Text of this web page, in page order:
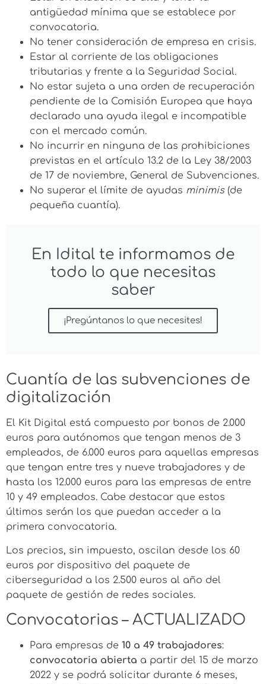
antigüedad mínima que se establece por
convocatoria.
No tener consideración de empresa en crisis.
Estar al corriente de las obligaciones
tributarias y frente a la Seguridad Social.
No estar sujeta a una orden de recuperación
pendiente de la Comisión Europea que haya
declarado una ayuda ilegal e incompatible
con el mercado común.
No incurrir en ninguna de las prohibiciones
previstas en el artículo 13.2 de la Ley 38/2003
de 17 de noviembre, General de Subvenciones.
No superar el límite de ayudas minimis(de
pequeña cuantía).
En Idital te informamos de
todo lo que necesitas
saber
¡Pregúntanos lo que necesites!
Cuantía de las subvenciones de
digitalización
El Kit Digital está compuesto por bonos de 2.000
euros para autónomos que tengan menos de 3
empleados, de 6.000 euros para aquellas empresas
que tengan entre tres y nueve trabajadores y de
hasta los 12.000 euros para las empresas de entre
10 y 49 empleados. Cabe destacar que estos
últimos serán los que puedan acceder a la
primera convocatoria.
Los precios, sin impuesto, oscilan desde los 60
euros por dispositivo del paquete de
ciberseguridad a los 2.500 euros al año del
paquete de gestión de redes sociales.
Convocatorias – ACTUALIZADO
Para empresas de 10 a 49 trabajadores:
convocatoria abierta a partir del 15 de marzo
2022 y se podrá solicitar durante 6 meses,